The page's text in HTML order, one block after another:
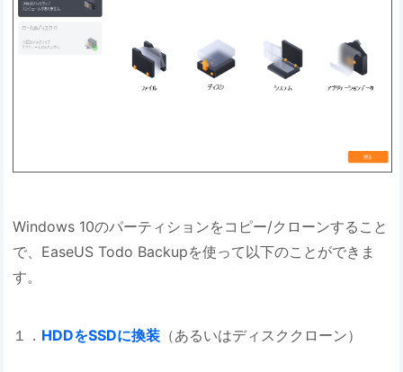
Windows 10のパーティションをコピー/クローンすること
で、EaseUS Todo Backupを使って以下のことができま
す。
１． HDDをSSDに換装 （あるいはディスククローン）